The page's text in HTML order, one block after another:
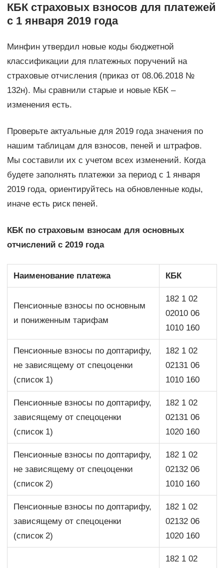
КБК страховых взносов для платежей
с 1 января 2019 года
Минфин утвердил новые коды бюджетной
классификации для платежных поручений на
страховые отчисления (приказ от 08.06.2018 №
132н). Мы сравнили старые и новые КБК –
изменения есть.
Проверьте актуальные для 2019 года значения по
нашим таблицам для взносов, пеней и штрафов.
Мы составили их с учетом всех изменений. Когда
будете заполнять платежки за период с 1 января
2019 года, ориентируйтесь на обновленные коды,
иначе есть риск пеней.
КБК по страховым взносам для основных
отчислений с 2019 года
Наименование платежа КБК
Пенсионные взносы по основным
и пониженным тарифам
182 1 02
02010 06
1010 160
Пенсионные взносы по доптарифу,
не зависящему от спецоценки
(список 1)
182 1 02
02131 06
1010 160
Пенсионные взносы по доптарифу,
зависящему от спецоценки
(список 1)
182 1 02
02131 06
1020 160
Пенсионные взносы по доптарифу,
не зависящему от спецоценки
(список 2)
182 1 02
02132 06
1010 160
Пенсионные взносы по доптарифу,
зависящему от спецоценки
(список 2)
182 1 02
02132 06
1020 160
182 1 02